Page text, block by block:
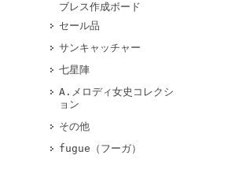
ブレス作成ボード
セール品
サンキャッチャー
七星陣
A.メロディ女史コレクシ
ョン
その他
fugue（フーガ）